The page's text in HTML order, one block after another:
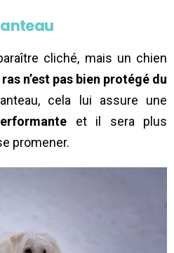
cliché, mais un chien
ras n’est pas bien protégé du
cela lui assure une
et il sera plus
promener.